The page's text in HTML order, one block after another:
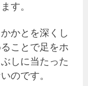
す。
かとを深くし
ことで足をホ
しに当たった
のです。